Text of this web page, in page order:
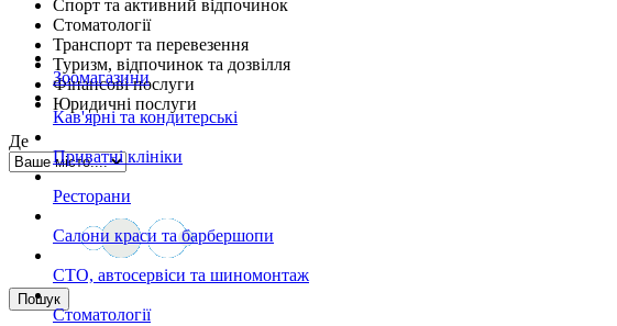
Спорт та активний відпочинок
Стоматології
Транспорт та перевезення
Туризм, відпочинок та дозвілля
Фінансові послуги
Юридичні послуги
Де
Зоомагазини
Кав'ярні та кондитерські
Приватні клініки
Ресторани
Салони краси та барбершопи
СТО, автосервіси та шиномонтаж
Стоматології